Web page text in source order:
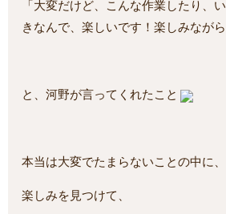
「大変だけど、こんな作業したり、
きなんで、楽しいです！楽しみながら
と、河野が言ってくれたこと
本当は大変でたまらないことの中に、
楽しみを見つけて、